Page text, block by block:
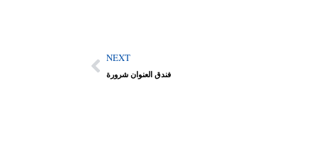
NEXT
فندق العنوان شرورة